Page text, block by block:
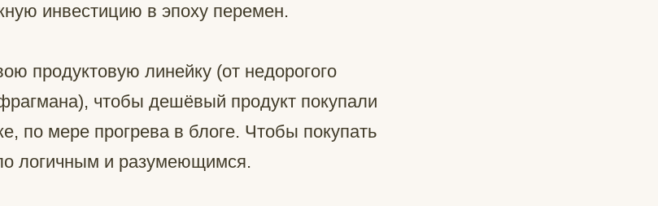
инвестицию в эпоху перемен.
продуктовую линейку (от недорогого
чтобы дешёвый продукт покупали
по мере прогрева в блоге. Чтобы покупать
логичным и разумеющимся.